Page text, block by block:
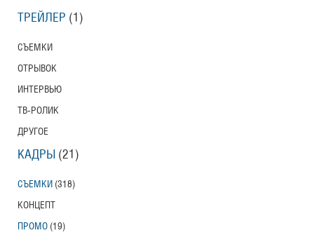
ТРЕЙЛЕР (1)
СЪЕМКИ
ОТРЫВОК
ИНТЕРВЬЮ
ТВ-РОЛИК
ДРУГОЕ
КАДРЫ (21)
СЪЕМКИ (318)
КОНЦЕПТ
ПРОМО (19)